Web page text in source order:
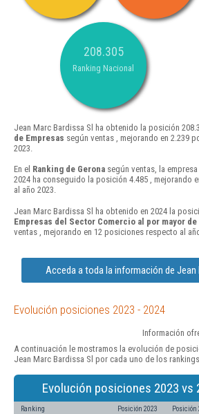
208.305
Ranking Nacional
Jean Marc Bardissa Sl ha obtenido la posición
de Empresas según ventas , mejorando en 2.239
2023.
En el Ranking de Gerona según ventas, la
2024 ha conseguido la posición 4.485 , mejorando
al año 2023.
Jean Marc Bardissa Sl ha obtenido en 2024 la
Empresas del Sector Comercio al por mayor
ventas , mejorando en 12 posiciones respecto al
Acceda a toda la información de Jean
Evolución posiciones 2023 - 2024
Información
A continuación le mostramos la evolución de
Jean Marc Bardissa Sl por cada uno de los
Evolución posiciones 2023 vs
Ranking Posición 2023 Posición